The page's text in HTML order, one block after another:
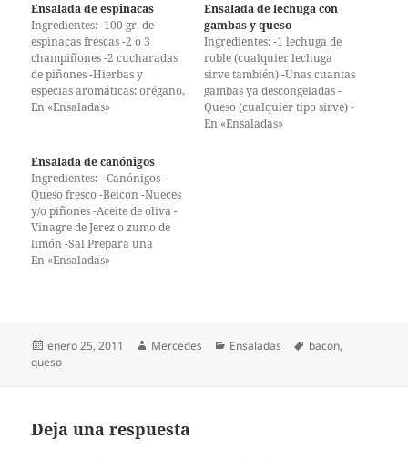
Ensalada de espinacas
Ingredientes: -100 gr. de
espinacas frescas -2 o 3
champiñones -2 cucharadas
de piñones -Hierbas y
especias aromáticas: orégano,
albahaca, perejil, semillas de
Lava las espinacas y los
champiñones y escurre muy
bien. Mientras, prepara una
vinagreta para el aliño:…
En «Ensaladas»
Ensalada de lechuga con
gambas y queso
Ingredientes: -1 lechuga de
roble (cualquier lechuga
sirve también) -Unas cuantas
gambas ya descongeladas -
Queso (cualquier tipo sirve) -
Unas cuantas nueces -2
En «Ensaladas»
Ensalada de canónigos
Ingredientes: -Canónigos -
Queso fresco -Beicon -Nueces
y/o piñones -Aceite de oliva -
Vinagre de Jerez o zumo de
limón -Sal Prepara una
vinagreta con 3 partes de
troceadas y/o unos…
En «Ensaladas»
Publicado
el
enero 25, 2011 Autor
Mercedes Categorías
Ensaladas Etiquetas
bacon,
queso
Deja una respuesta